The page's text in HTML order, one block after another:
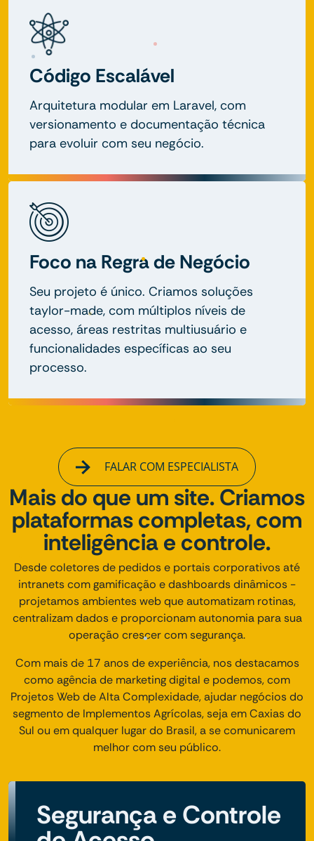
Código Escalável
Arquitetura modular em Laravel, com
versionamento e documentação técnica
para evoluir com seu negócio.
Foco na Regra de Negócio
Seu projeto é único. Criamos soluções
taylor-made, com múltiplos níveis de
acesso, áreas restritas multiusuário e
funcionalidades específicas ao seu
processo.
FALAR COM ESPECIALISTA
Mais do que um site. Criamos
plataformas completas, com
inteligência e controle.
Desde coletores de pedidos e portais corporativos até
intranets com gamificação e dashboards dinâmicos -
projetamos ambientes web que automatizam rotinas,
centralizam dados e proporcionam autonomia para sua
operação crescer com segurança.
Com mais de 17 anos de experiência, nos destacamos
como agência de marketing digital e podemos, com
Projetos Web de Alta Complexidade, ajudar negócios do
segmento de Implementos Agrícolas, seja em Caxias do
Sul ou em qualquer lugar do Brasil, a se comunicarem
melhor com seu público.
Segurança e Controle